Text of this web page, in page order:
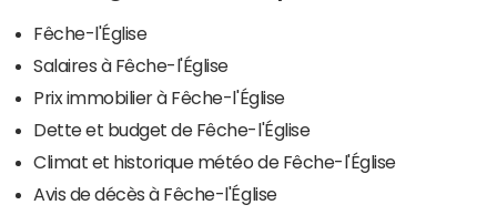
Fêche-l'Église
Salaires à Fêche-l'Église
Prix immobilier à Fêche-l'Église
Dette et budget de Fêche-l'Église
Climat et historique météo de Fêche-l'Église
Avis de décès à Fêche-l'Église